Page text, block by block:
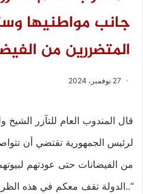
جانب مواطنيها
المتضررين من
27 نوفمبر، 2024
قال المندوب العام للتآزر الشيخ
لرئيس الجمهورية تقتضي أن
من الفيضانات حتى عودتهم
“..الدولة تقف معكم في هذه